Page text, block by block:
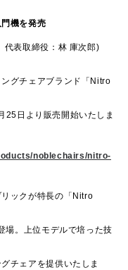
機を発売
代表取締役：林 庫次郎)
グチェアブランド「Nitro
25日より販売開始いたしま
noblechairs/nitro-
ックが特長の「Nitro
場。上位モデルで培った技
チェアを提供いたしま